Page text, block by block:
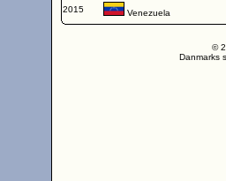
2015
Venezuela
©
Danmarks